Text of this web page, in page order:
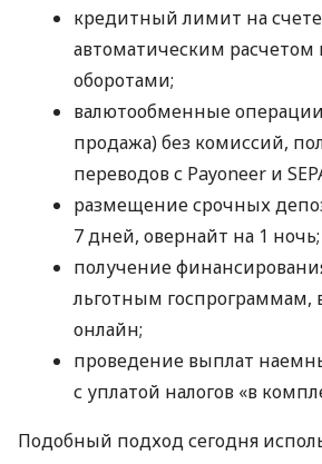
кредитный лимит на
автоматическим расчетом
оборотами;
валютообменные
продажа) без комиссий,
переводов с Payoneer и
размещение срочных
7 дней, овернайт на 1 ночь;
получение
льготным госпрограммам,
онлайн;
проведение выплат
с уплатой налогов «в
Подобный подход сегодня